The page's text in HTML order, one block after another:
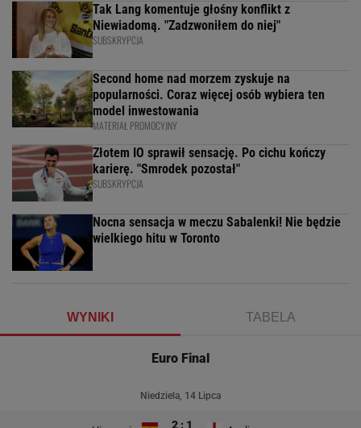
Tak Lang komentuje głośny konflikt z
Niewiadomą. "Zadzwoniłem do niej"
SUBSKRYPCJA
Second home nad morzem zyskuje na
popularności. Coraz więcej osób wybiera ten
model inwestowania
MATERIAŁ PROMOCYJNY
Złotem IO sprawił sensację. Po cichu kończy
karierę. "Smrodek pozostał"
SUBSKRYPCJA
Nocna sensacja w meczu Sabalenki! Nie będzie
wielkiego hitu w Toronto
WYNIKI TABELA
Euro Final
Niedziela, 14 Lipca
2 : 1